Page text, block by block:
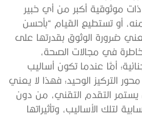
موثوقية أكبر من أي خبير
أو تستطيع القيام “بأحسن
ضرورة الوثوق بقدرتها على
في مجالات الصحة،
أمَّا عندما تكون أساليب
التركيز الوحيد؛ فهذا لا يعني
التقدم التقني، من دون
لتلك الأساليب، وتأثيراتها